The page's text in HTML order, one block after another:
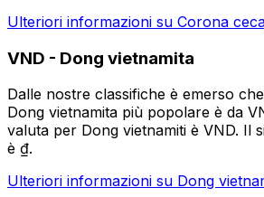
Ulteriori informazioni su Corona
VND - Dong vietnamita
Dalle nostre classifiche è emerso
Dong vietnamita più popolare è da
valuta per Dong vietnamiti è VND. Il
è ₫.
Ulteriori informazioni su Dong